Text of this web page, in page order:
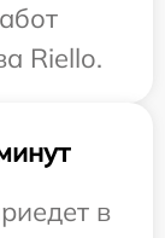
Riello.
в